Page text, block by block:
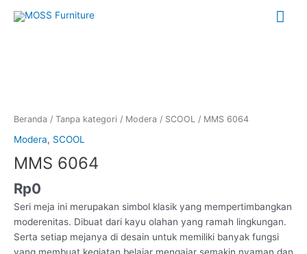
Beranda / Tanpa kategori / Modera / SCOOL / MMS 6064
Modera, SCOOL
MMS 6064
Rp0
Seri meja ini merupakan simbol klasik yang mempertimbangkan
moderenitas. Dibuat dari kayu olahan yang ramah lingkungan.
Serta setiap mejanya di desain untuk memiliki banyak fungsi